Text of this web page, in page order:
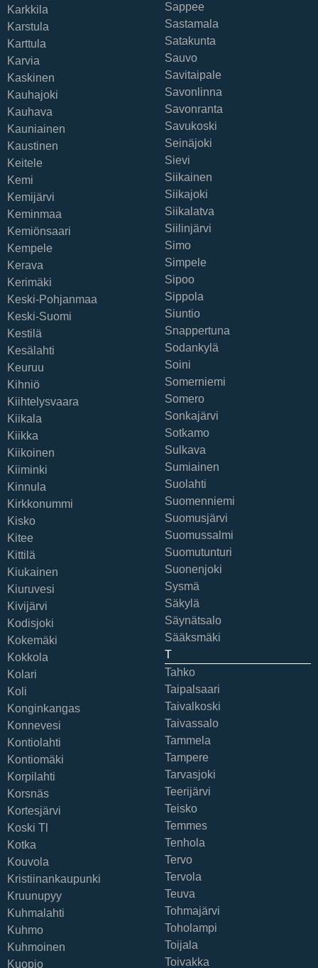
Karkkila
Karstula
Karttula
Karvia
Kaskinen
Kauhajoki
Kauhava
Kauniainen
Kaustinen
Keitele
Kemi
Kemijärvi
Keminmaa
Kemiönsaari
Kempele
Kerava
Kerimäki
Keski-Pohjanmaa
Keski-Suomi
Kestilä
Kesälahti
Keuruu
Kihniö
Kiihtelysvaara
Kiikala
Kiikka
Kiikoinen
Kiiminki
Kinnula
Kirkkonummi
Kisko
Kitee
Kittilä
Kiukainen
Kiuruvesi
Kivijärvi
Kodisjoki
Kokemäki
Kokkola
Kolari
Koli
Konginkangas
Konnevesi
Kontiolahti
Kontiomäki
Korpilahti
Korsnäs
Kortesjärvi
Koski Tl
Kotka
Kouvola
Kristiinankaupunki
Kruunupyy
Kuhmalahti
Kuhmo
Kuhmoinen
Kuopio
Sappee
Sastamala
Satakunta
Sauvo
Savitaipale
Savonlinna
Savonranta
Savukoski
Seinäjoki
Sievi
Siikainen
Siikajoki
Siikalatva
Siilinjärvi
Simo
Simpele
Sipoo
Sippola
Siuntio
Snappertuna
Sodankylä
Soini
Somerniemi
Somero
Sonkajärvi
Sotkamo
Sulkava
Sumiainen
Suolahti
Suomenniemi
Suomusjärvi
Suomussalmi
Suomutunturi
Suonenjoki
Sysmä
Säkylä
Säynätsalo
Sääksmäki
T
Tahko
Taipalsaari
Taivalkoski
Taivassalo
Tammela
Tampere
Tarvasjoki
Teerijärvi
Teisko
Temmes
Tenhola
Tervo
Tervola
Teuva
Tohmajärvi
Toholampi
Toijala
Toivakka